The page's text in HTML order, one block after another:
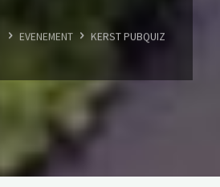
HOMEEVENEMENT KERST PUBQUIZ